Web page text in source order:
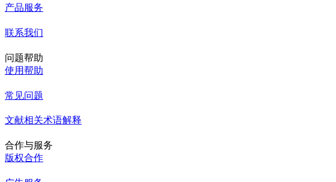
产品服务
联系我们
问题帮助
使用帮助
常见问题
文献相关术语解释
合作与服务
版权合作